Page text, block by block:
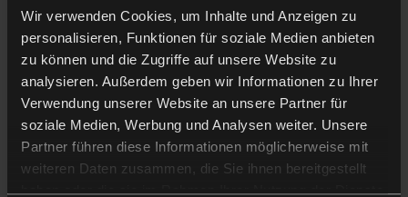
Wir verwenden Cookies, um Inhalte und Anzeigen zu
personalisieren, Funktionen für soziale Medien anbieten
zu können und die Zugriffe auf unsere Website zu
analysieren. Außerdem geben wir Informationen zu Ihrer
Verwendung unserer Website an unsere Partner für
soziale Medien, Werbung und Analysen weiter. Unsere
Partner führen diese Informationen möglicherweise mit
weiteren Daten zusammen, die Sie ihnen bereitgestellt
haben oder die sie im Rahmen Ihrer Nutzung der Dienste
€11,50
(afro/stick/point)
€10,50